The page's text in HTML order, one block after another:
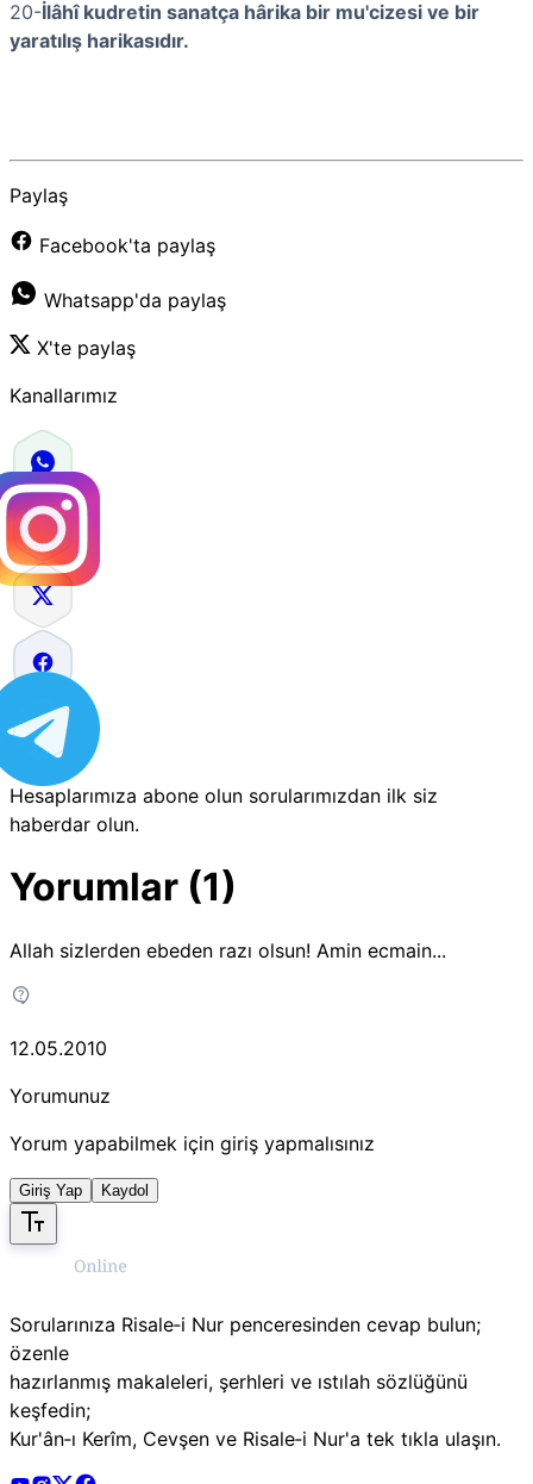
20-İlâhî kudretin sanatça hârika bir mu'cizesi ve bir
yaratılış harikasıdır.
Paylaş
Facebook'ta paylaş
Whatsapp'da paylaş
X'te paylaş
Kanallarımız
Hesaplarımıza abone olun sorularımızdan ilk siz
haberdar olun.
Yorumlar (1)
Allah sizlerden ebeden razı olsun! Amin ecmain...
12.05.2010
Yorumunuz
Yorum yapabilmek için giriş yapmalısınız
Giriş Yap Kaydol
Sorularınıza Risale‑i Nur penceresinden cevap bulun;
özenle
hazırlanmış makaleleri, şerhleri ve ıstılah sözlüğünü
keşfedin;
Kur'ân‑ı Kerîm, Cevşen ve Risale‑i Nur'a tek tıkla ulaşın.